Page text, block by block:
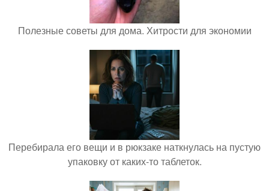
Полезные советы для дома. Хитрости для экономии
Перебирала его вещи и в рюкзаке наткнулась на пустую
упаковку от каких-то таблеток.